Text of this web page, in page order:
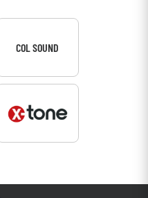
COL SOUND